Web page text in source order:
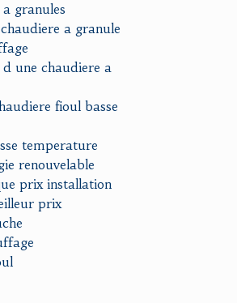
granules
a granule
une chaudiere a
fioul basse
temperature
renouvelable
prix installation
prix